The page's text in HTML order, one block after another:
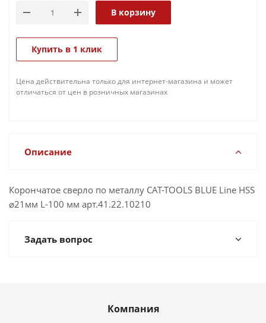
В корзину
Купить в 1 клик
Цена действительна только для интернет-магазина и может
отличаться от цен в розничных магазинах
Описание
Корончатое сверло по металлу CAT-TOOLS BLUE Line HSS
⌀21мм L-100 мм арт.41.22.10210
Задать вопрос
Компания